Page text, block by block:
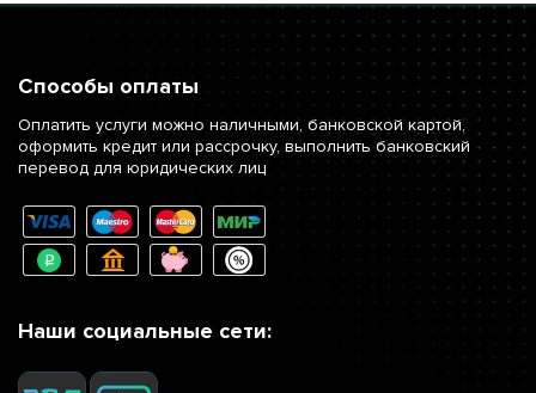
Способы оплаты
Оплатить услуги можно наличными, банковской картой,
оформить кредит или рассрочку, выполнить банковский
перевод для юридических лиц
Наши социальные сети: